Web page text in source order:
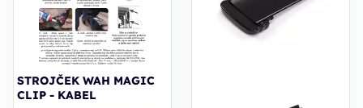
STROJČEK WAH MAGIC
CLIP - KABEL